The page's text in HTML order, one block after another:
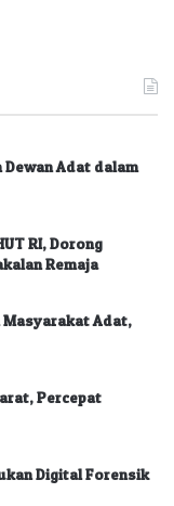
Adat dalam
RI, Dorong
Remaja
Adat,
Percepat
Digital Forensik